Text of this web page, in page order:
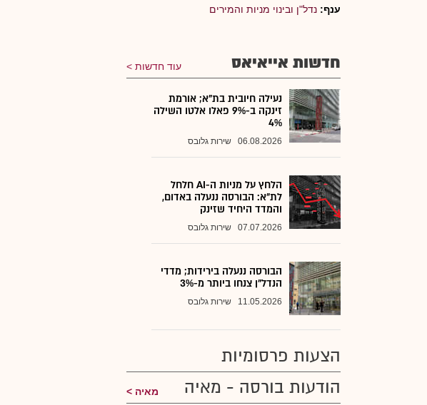
ענף: נדל"ן ובינוי מניות והמירים
חדשות אייאיאס עוד חדשות
נעילה חיובית בת"א; אורמת
זינקה ב-9% פאלו אלטו השילה
4%
06.08.2026 שירות גלובס
הלחץ על מניות ה-AI חלחל
לת"א: הבורסה ננעלה באדום,
והמדד היחיד שזינק
07.07.2026 שירות גלובס
הבורסה ננעלה בירידות; מדדי
הנדל"ן צנחו ביותר מ-3%
11.05.2026 שירות גלובס
הצעות פרסומיות
הודעות בורסה - מאיה
מאיה